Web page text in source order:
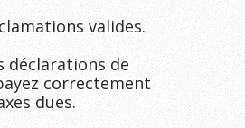
valides.
déclarations de
correctement
dues.